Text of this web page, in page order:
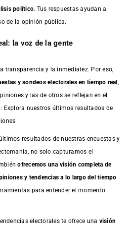
político. Tus respuestas ayudan a
de la opinión pública.
la voz de la gente
transparencia y la inmediatez. Por eso,
y sondeos electorales en tiempo real
y las de otros se reflejan en el
nuestros últimos resultados de
resultados de nuestras encuestasy
no solo capturamos el
ofrecemos una visión completa de
y tendencias a lo largo del tiempo
para entender el momento
electorales te ofrece una visión